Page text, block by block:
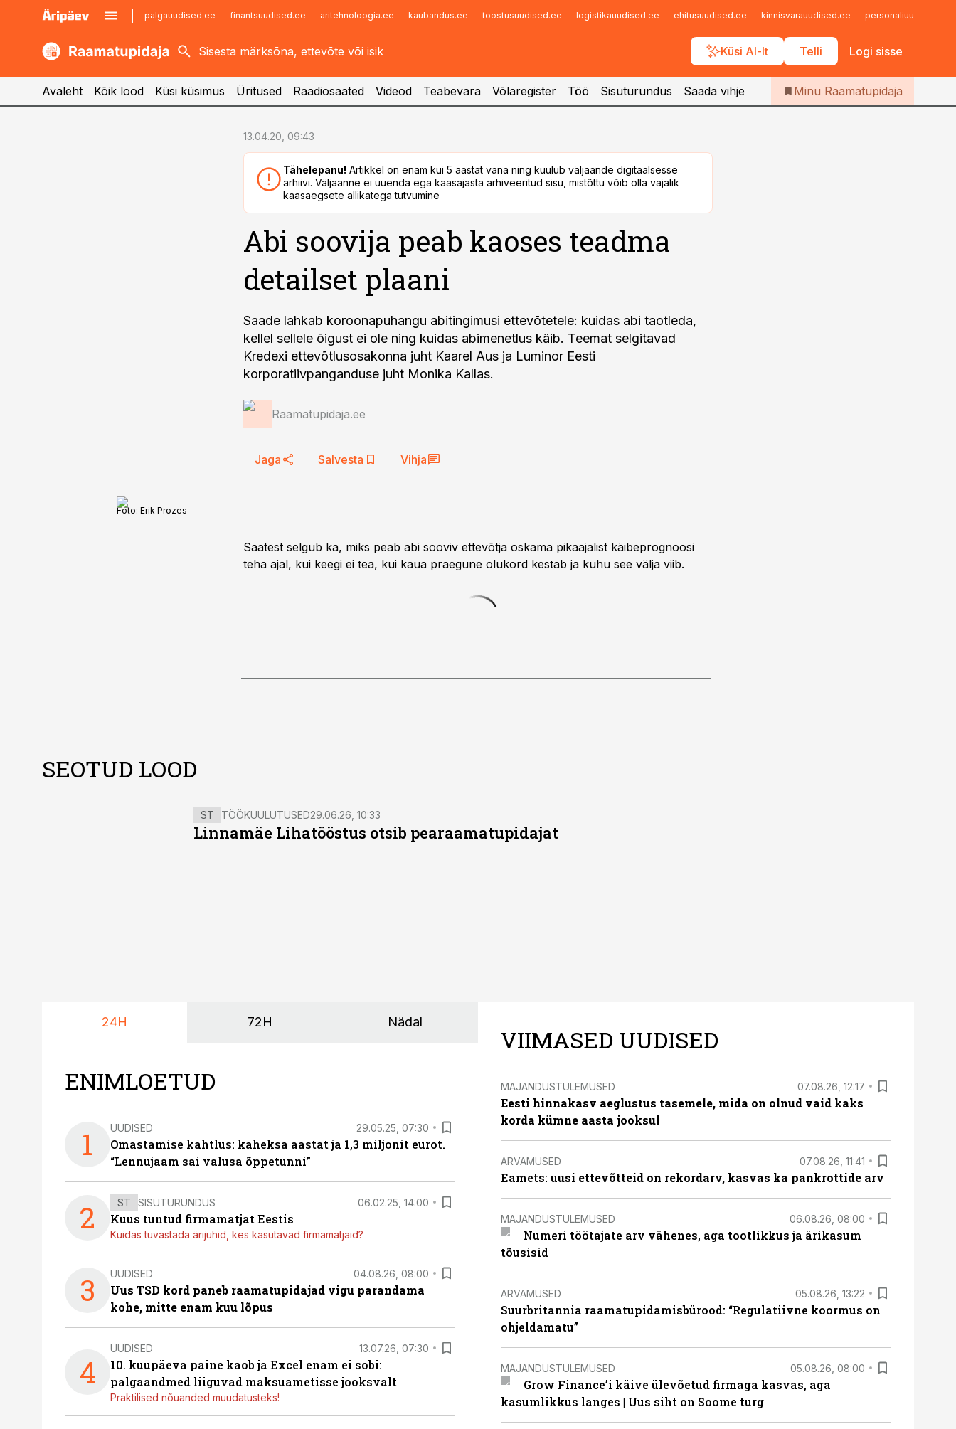
palgauudised.ee finantsuudised.ee aritehnoloogia.ee kaubandus.ee toostusuudised.ee logistikauudised.ee ehitusuudised.ee kinnisvarauudised.ee personaliuudised.ee
Küsi AI-lt Telli Logi sisse
kaubandus.ee
kinnisvarauudised.ee
imelineajalugu.ee
Infopank
Iseteenindus
Telli Raamatupidaja
Avaleht Kõik lood Küsi küsimus Üritused Raadiosaated Videod Teabevara Võlaregister Töö Sisuturundus Saada vihje Minu Raamatupidaja
13.04.20, 09:43
Tähelepanu! Artikkel on enam kui 5 aastat vana ning kuulub väljaande digitaalsesse
arhiivi. Väljaanne ei uuenda ega kaasajasta arhiveeritud sisu, mistõttu võib olla vajalik
kaasaegsete allikatega tutvumine
Abi soovija peab kaoses teadma
detailset plaani
Saade lahkab koroonapuhangu abitingimusi ettevõtetele: kuidas abi taotleda,
kellel sellele õigust ei ole ning kuidas abimenetlus käib. Teemat selgitavad
Kredexi ettevõtlusosakonna juht Kaarel Aus ja Luminor Eesti
korporatiivpanganduse juht Monika Kallas.
Raamatupidaja.ee
Jaga Salvesta Vihja
Foto: Erik Prozes
Saatest selgub ka, miks peab abi sooviv ettevõtja oskama pikaajalist käibeprognoosi
teha ajal, kui keegi ei tea, kui kaua praegune olukord kestab ja kuhu see välja viib.
SEOTUD LOOD
ST TÖÖKUULUTUSED29.06.26, 10:33
Linnamäe Lihatööstus otsib pearaamatupidajat
24H 72H Nädal
ENIMLOETUD
1 UUDISED 29.05.25, 07:30
Omastamise kahtlus: kaheksa aastat ja 1,3 miljonit eurot.
“Lennujaam sai valusa õppetunni”
2 ST SISUTURUNDUS 06.02.25, 14:00
Kuus tuntud firmamatjat Eestis
Kuidas tuvastada ärijuhid, kes kasutavad firmamatjaid?
3 UUDISED 04.08.26, 08:00
Uus TSD kord paneb raamatupidajad vigu parandama
kohe, mitte enam kuu lõpus
4
UUDISED 13.07.26, 07:30
10. kuupäeva paine kaob ja Excel enam ei sobi:
palgaandmed liiguvad maksuametisse jooksvalt
Praktilised nõuanded muudatusteks!
VIIMASED UUDISED
MAJANDUSTULEMUSED 07.08.26, 12:17
Eesti hinnakasv aeglustus tasemele, mida on olnud vaid kaks
korda kümne aasta jooksul
ARVAMUSED 07.08.26, 11:41
Eamets: uusi ettevõtteid on rekordarv, kasvas ka pankrottide arv
MAJANDUSTULEMUSED 06.08.26, 08:00
Numeri töötajate arv vähenes, aga tootlikkus ja ärikasum
tõusisid
ARVAMUSED 05.08.26, 13:22
Suurbritannia raamatupidamisbürood: “Regulatiivne koormus on
ohjeldamatu”
MAJANDUSTULEMUSED 05.08.26, 08:00
Grow Finance’i käive ülevõetud firmaga kasvas, aga
kasumlikkus langes | Uus siht on Soome turg